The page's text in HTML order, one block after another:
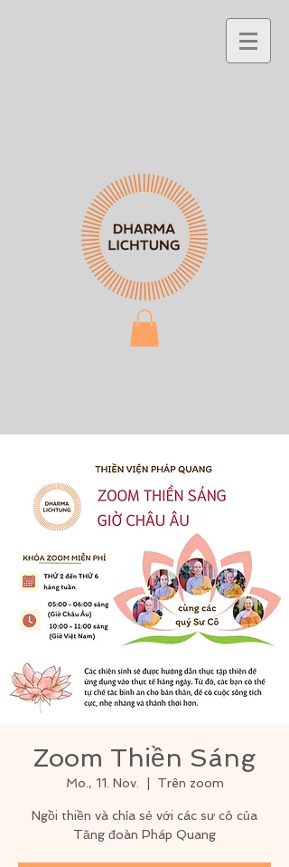
Zoom Thiền Sáng
Mo., 11. Nov. Trên zoom
Ngồi thiền và chỉa sẻ với các sư cô của
Tăng đoàn Pháp Quang